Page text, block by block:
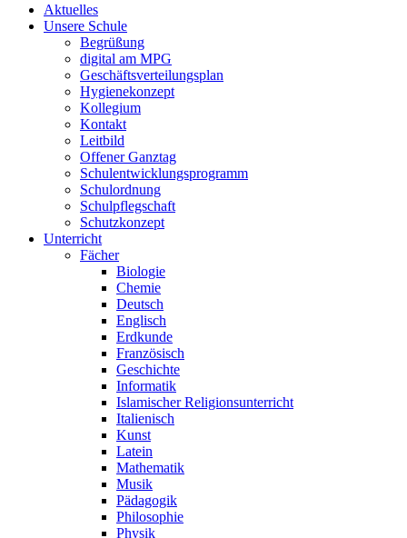
Aktuelles
Unsere Schule
Begrüßung
digital am MPG
Geschäftsverteilungsplan
Hygienekonzept
Kollegium
Kontakt
Leitbild
Offener Ganztag
Schulentwicklungsprogramm
Schulordnung
Schulpflegschaft
Schutzkonzept
Unterricht
Fächer
Biologie
Chemie
Deutsch
Englisch
Erdkunde
Französisch
Geschichte
Informatik
Islamischer Religionsunterricht
Italienisch
Kunst
Latein
Mathematik
Musik
Pädagogik
Philosophie
Physik